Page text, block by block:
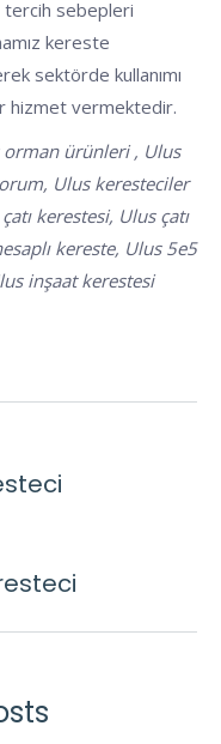
tercih sebepleri
kereste
sektörde kullanımı
hizmet vermektedir.
orman ürünleri , Ulus
Ulus keresteciler
kerestesi, Ulus çatı
kereste, Ulus 5e5
inşaat kerestesi